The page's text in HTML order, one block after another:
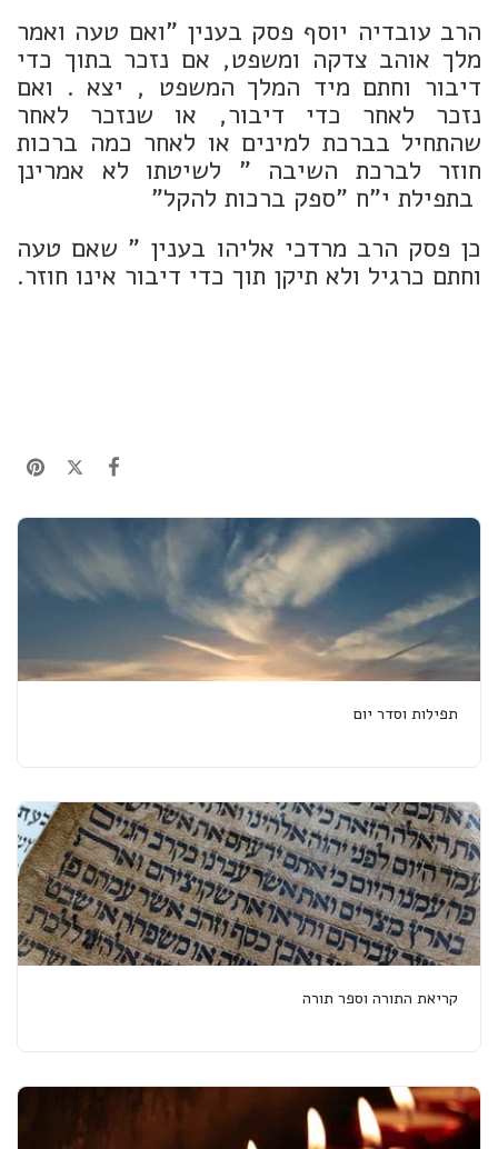
הרב עובדיה יוסף פסק בענין "ואם טעה ואמר
מלך אוהב צדקה ומשפט, אם נזכר בתוך כדי
דיבור וחתם מיד המלך המשפט , יצא . ואם
נזכר לאחר כדי דיבור, או שנזכר לאחר
שהתחיל בברכת למינים או לאחר כמה ברכות
חוזר לברכת השיבה " לשיטתו לא אמרינן
בתפילת י"ח "ספק ברכות להקל"
כן פסק הרב מרדכי אליהו בענין " שאם טעה
וחתם כרגיל ולא תיקן תוך כדי דיבור אינו חוזר.
תפילות וסדר יום
קריאת התורה וספר תורה